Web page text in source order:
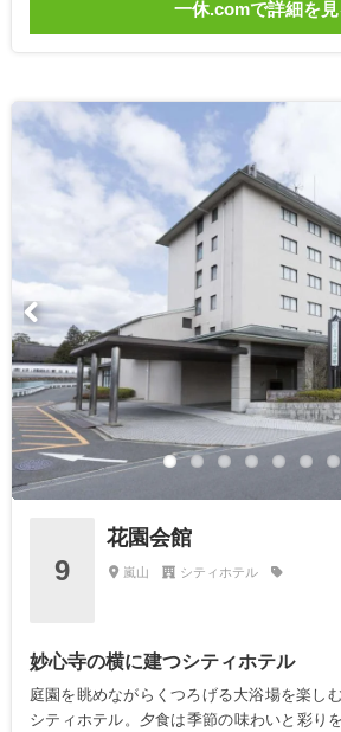
一休.comで詳細を見
9
花園会館
嵐山 シティホテル
妙心寺の横に建つシティホテル
庭園を眺めながらくつろげる大浴場を楽し
シティホテル。夕食は季節の味わいと彩り